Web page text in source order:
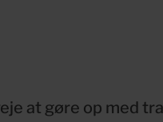
at gøre op med